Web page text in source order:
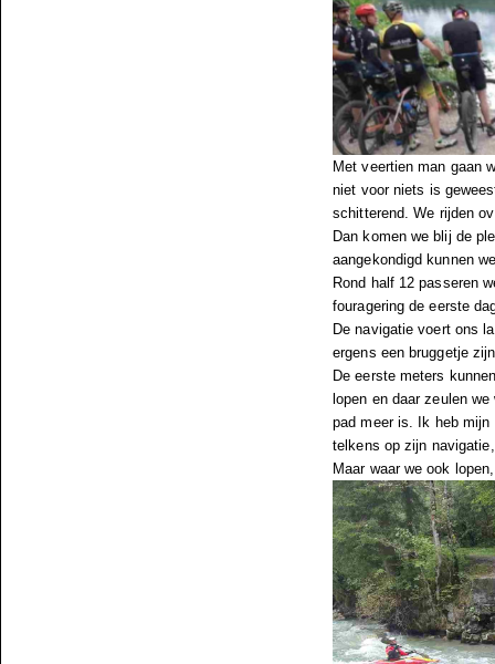
Met veertien man gaan
niet voor niets is
schitterend. We rijden
Dan komen we blij de
aangekondigd kunnen
Rond half 12 passeren
fouragering de eerste
De navigatie voert ons
ergens een bruggetje
De eerste meters
lopen en daar zeulen
pad meer is. Ik heb mijn
telkens op zijn
Maar waar we ook